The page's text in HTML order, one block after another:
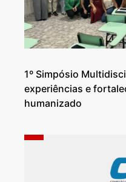
1º Simpósio
experiências e
humanizado